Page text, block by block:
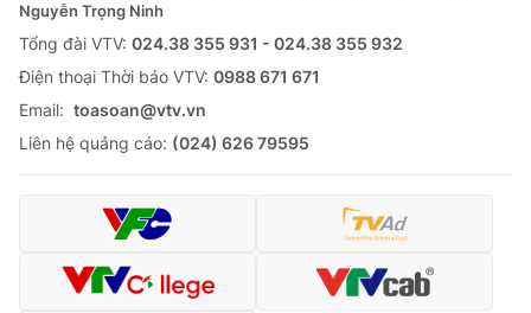
Nguyễn Trọng Ninh
Tổng đài VTV: 024.38 355 931 - 024.38 355 932
Ðiện thoại Thời báo VTV: 0988 671 671
Email: toasoan@vtv.vn
Liên hệ quảng cáo: (024) 626 79595